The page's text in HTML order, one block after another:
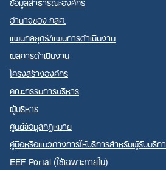
อำนาจของ กสศ.
แผนกลยุทธ์/แผนการดำเนินงาน
ผลการดำเนินงาน
โครงสร้างองค์กร
คณะกรรมการบริหาร
ผู้บริหาร
ศูนย์ข้อมูลกฎหมาย
คู่มือหรือแนวทางการให้บริการสำหรับผู้รับบริ
EEF Portal (ใช้เฉพาะภายใน)